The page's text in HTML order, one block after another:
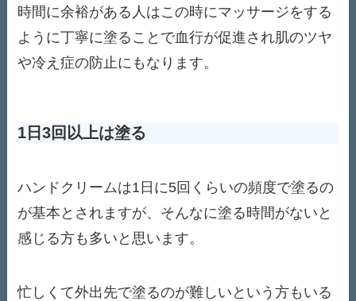
時間に余裕がある人はこの時にマッサージをする
ように丁寧に塗ることで血行が促進され肌のツヤ
や冷え症の防止にもなります。
1日3回以上は塗る
ハンドクリームは1日に5回くらいの頻度で塗るの
が基本とされますが、そんなに塗る時間がないと
感じる方も多いと思います。
忙しくて外出先で塗るのが難しいという方もいる